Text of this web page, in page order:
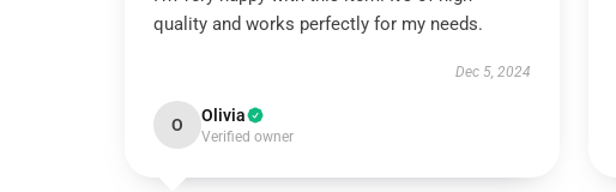
quality and works perfectly for my needs.
Dec 5, 2024
O Olivia
Verified owner